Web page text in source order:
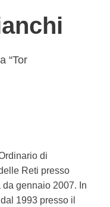
“Tor
di
Reti presso
da gennaio 2007. In
1993 presso il